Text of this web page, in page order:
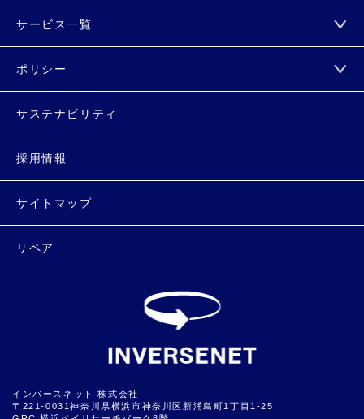
サービス一覧
ポリシー
サステナビリティ
採用情報
サイトマップ
リペア
インバースネット 株式会社
〒221-0031神奈川県横浜市神奈川区新浦島町1丁目1-25